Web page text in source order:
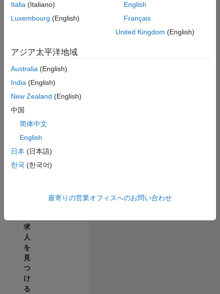
は
翻
れ
い
ま
せ
ご
希
望
地
域
求
人
を
見
つ
け
る
Italia (Italiano)
Luxembourg (English)
English
Français
United Kingdom (English)
アジア太平洋地域
Australia (English)
India (English)
New Zealand (English)
中国
简体中文
English
日本 (日本語)
한국 (한국어)
最寄りの営業オフィスへのお問い合わせ